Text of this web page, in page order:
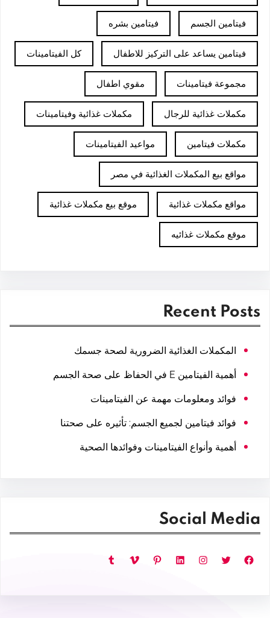
فيتامين الجسم فيتامين بشره
فيتامين يساعد على التركيز للاطفال كل الفيتامينات
مجموعة فيتامينات مقوي اطفال
مكملات غذائية للرجال مكملات غذائية وفيتامينات
مكملات فيتامين مواعيد الفيتامينات
مواقع بيع المكملات الغذائية في مصر
مواقع مكملات غذائية موقع بيع مكملات غذائية
موقع مكملات غذائيه
Recent Posts
المكملات الغذائية الضرورية لصحة جسمك
أهمية الفيتامين E في الحفاظ على صحة الجسم
فوائد ومعلومات مهمة عن الفيتامينات
فوائد فيتامين لجميع الجسم: تأثيره على صحتنا
أهمية وأنواع الفيتامينات وفوائدها الصحية
Social Media
فيسبوك تويتر إنستجرام لينكد إن بينتريست فيميو تمبلر